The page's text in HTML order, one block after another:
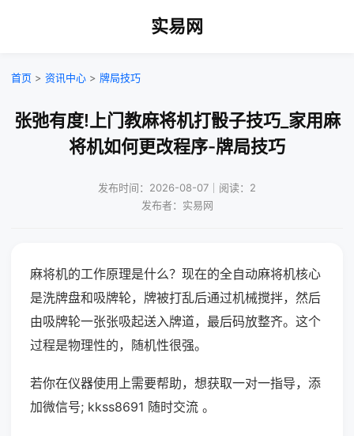
实易网
首页 > 资讯中心 > 牌局技巧
张弛有度!上门教麻将机打骰子技巧_家用麻
将机如何更改程序-牌局技巧
发布时间：2026-08-07｜阅读：2
发布者：实易网
麻将机的工作原理是什么？现在的全自动麻将机核心
是洗牌盘和吸牌轮，牌被打乱后通过机械搅拌，然后
由吸牌轮一张张吸起送入牌道，最后码放整齐。这个
过程是物理性的，随机性很强。
若你在仪器使用上需要帮助，想获取一对一指导，添
加微信号; kkss8691 随时交流 。